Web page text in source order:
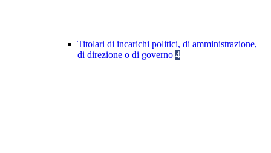
Titolari di incarichi politici, di amministrazione,
di direzione o di governo 4